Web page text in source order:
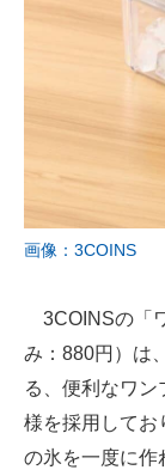
画像：3COINS
3COINSの「
み：880円）は
る、便利なワ
様を採用してお
の氷を一度に作